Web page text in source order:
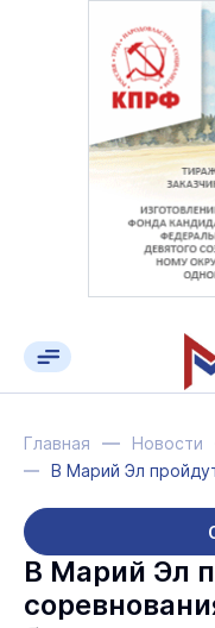
Главная Новости
В Марий Эл